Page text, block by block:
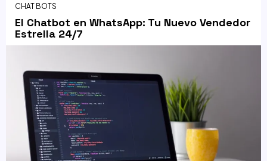
CHAT BOTS
El Chatbot en WhatsApp: Tu Nuevo Vendedor
Estrella 24/7